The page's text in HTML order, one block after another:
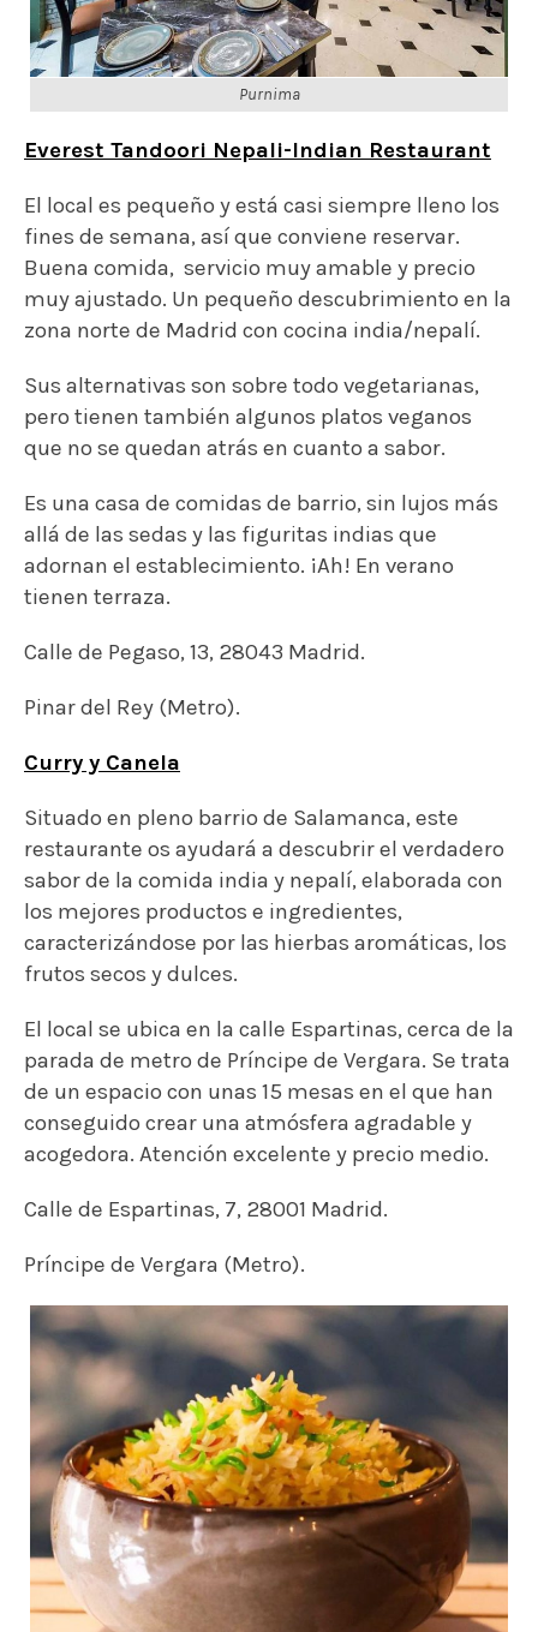
Purnima
Everest Tandoori Nepali-Indian Restaurant
El local es pequeño y está casi siempre lleno los
fines de semana, así que conviene reservar.
Buena comida, servicio muy amable y precio
muy ajustado. Un pequeño descubrimiento en la
zona norte de Madrid con cocina india/nepalí.
Sus alternativas son sobre todo vegetarianas,
pero tienen también algunos platos veganos
que no se quedan atrás en cuanto a sabor.
Es una casa de comidas de barrio, sin lujos más
allá de las sedas y las figuritas indias que
adornan el establecimiento. ¡Ah! En verano
tienen terraza.
Calle de Pegaso, 13, 28043 Madrid.
Pinar del Rey (Metro).
Curry y Canela
Situado en pleno barrio de Salamanca, este
restaurante os ayudará a descubrir el verdadero
sabor de la comida india y nepalí, elaborada con
los mejores productos e ingredientes,
caracterizándose por las hierbas aromáticas, los
frutos secos y dulces.
El local se ubica en la calle Espartinas, cerca de la
parada de metro de Príncipe de Vergara. Se trata
de un espacio con unas 15 mesas en el que han
conseguido crear una atmósfera agradable y
acogedora. Atención excelente y precio medio.
Calle de Espartinas, 7, 28001 Madrid.
Príncipe de Vergara (Metro).